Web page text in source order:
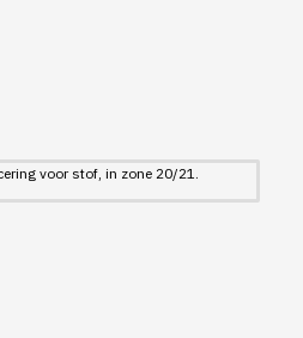
voor stof, in zone 20/21.